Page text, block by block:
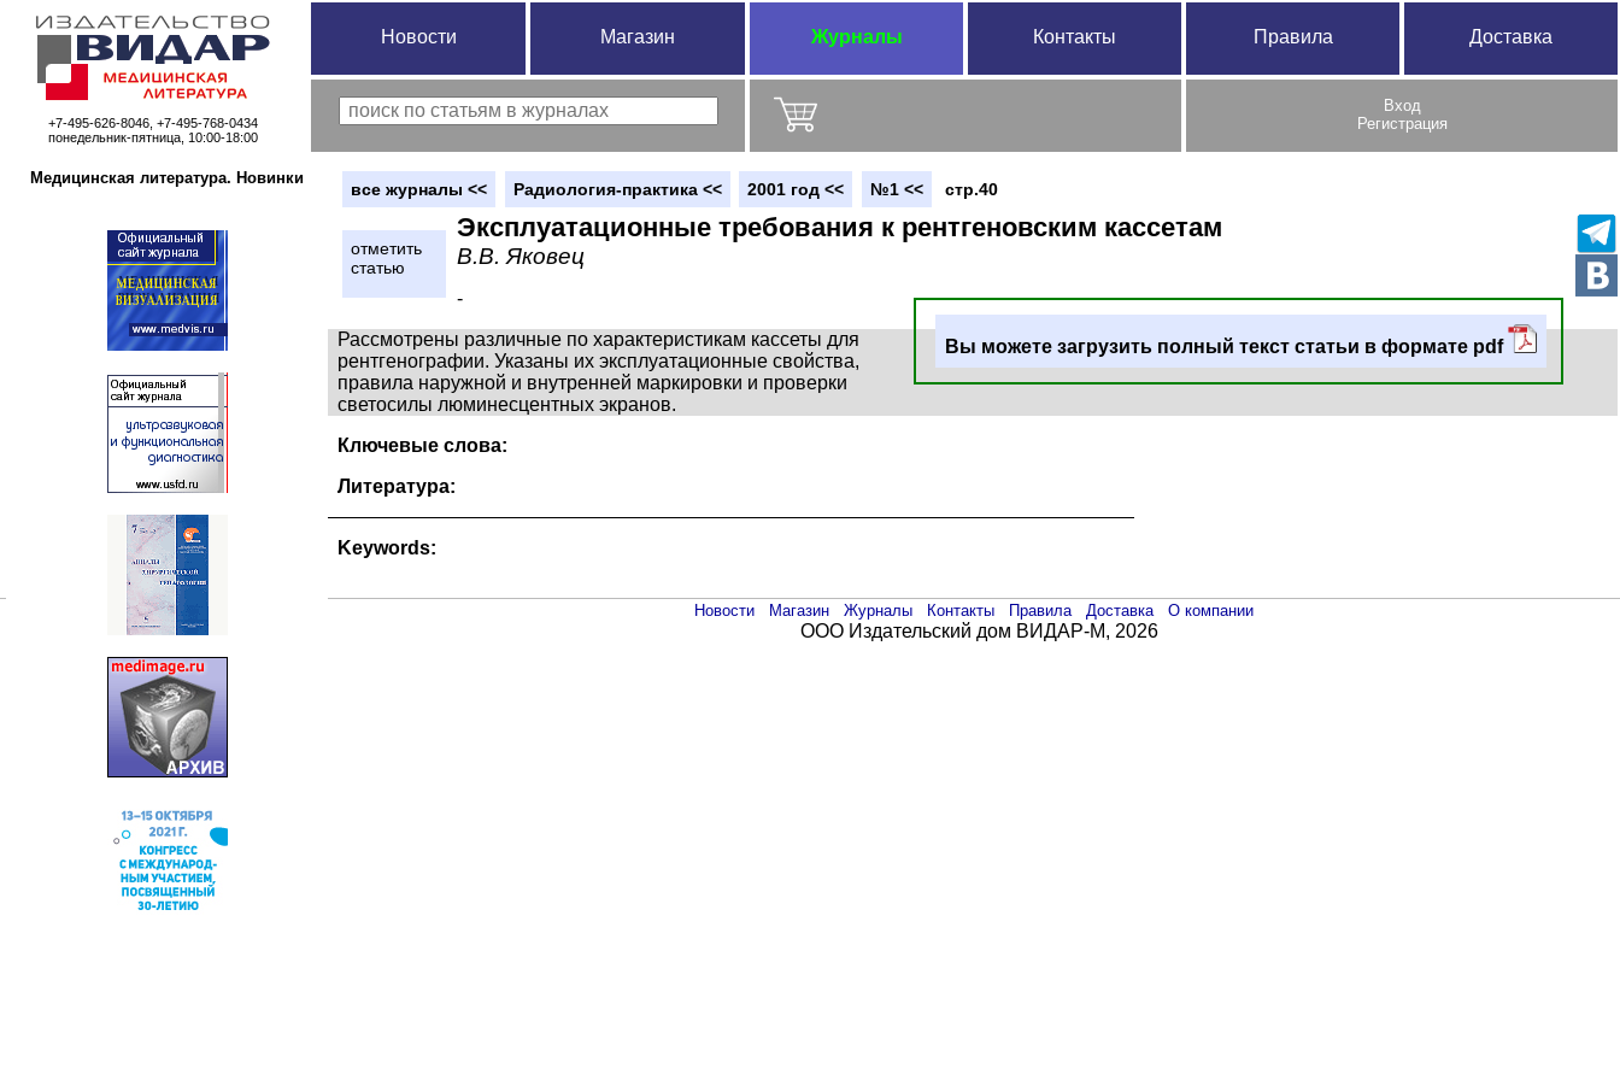
+7-495-626-8046, +7-495-768-0434
понедельник-пятница, 10:00-18:00
Новости Магазин Журналы Контакты Правила Доставка
Вход
Регистрация
Медицинская литература. Новинки
вce журналы << Радиология-практика << 2001 год << №1 << стр.40
отметить
статью
Эксплуатационные требования к рентгеновским кассетам
В.В. Яковец
Вы можете загрузить полный текст статьи в формате pdf
-
Рассмотрены различные по характеристикам кассеты для
рентгенографии. Указаны их эксплуатационные свойства,
правила наружной и внутренней маркировки и проверки
светосилы люминесцентных экранов.
Ключевые слова:
Литература:
Keywords:
Новости Магазин Журналы Контакты Правила Доставка О компании
ООО Издательский дом ВИДАР-М, 2026